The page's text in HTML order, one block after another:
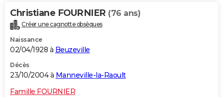
Christiane FOURNIER (76 ans)
Créer une cagnotte obsèques
Naissance
02/04/1928 à Beuzeville
Décès
23/10/2004 à Manneville-la-Raoult
Famille FOURNIER